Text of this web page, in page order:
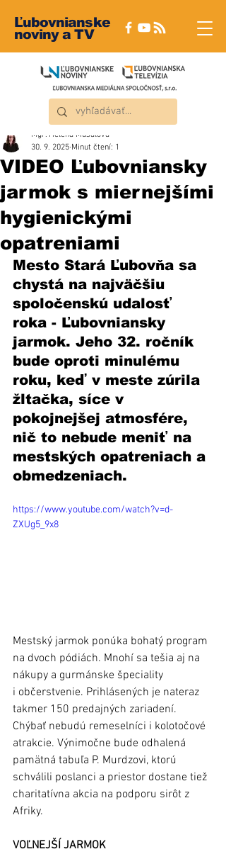
Ľubovnianske
noviny a TV
VIDEO Ľubovniansky
jarmok s miernejšími
hygienickými
opatreniami
Mgr. Helena Musalová
30. 9. 2025 Minut čtení: 1
Mesto Stará Ľubovňa sa
chystá na najväčšiu
spoločenskú udalosť
roka - Ľubovniansky
jarmok. Jeho 32. ročník
bude oproti minulému
roku, keď v meste zúrila
žltačka, síce v
pokojnejšej atmosfére,
nič to nebude meniť na
mestských opatreniach a
obmedzeniach.
https://www.youtube.com/watch?v=d-
ZXUg5_9x8
Mestský jarmok ponúka bohatý program
na dvoch pódiách. Mnohí sa tešia aj na
nákupy a gurmánske špeciality
i občerstvenie. Prihlásených je nateraz
takmer 150 predajných zariadení.
Chýbať nebudú remeselníci i kolotočové
atrakcie. Výnimočne bude odhalená
pamätná tabuľa P. Murdzovi, ktorú
schválili poslanci a priestor dostane tiež
charitatívna akcia na podporu sirôt z
Afriky.
VOĽNEJŠÍ JARMOK